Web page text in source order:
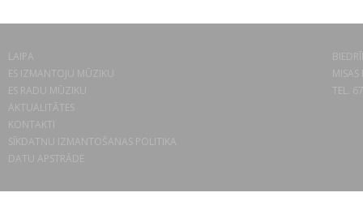
LAIPA
ES IZMANTOJU MŪZIKU
ES RADU MŪZIKU
AKTUALITĀTES
KONTAKTI
SĪKDATŅU IZMANTOŠANAS POLITIKA
DATU APSTRĀDE
TEL.